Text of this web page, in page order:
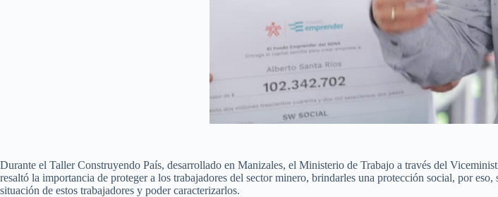
Durante el Taller Construyendo País, desarrollado en Manizales, el Ministerio de Trabajo a través del
resaltó la importancia de proteger a los trabajadores del sector minero, brindarles una protección social, por
situación de estos trabajadores y poder caracterizarlos.